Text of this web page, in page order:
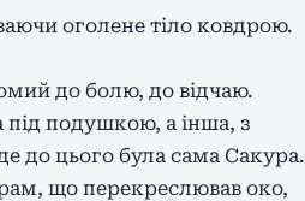
оголене тіло ковдрою.
до болю, до відчаю.
під подушкою, а інша, з
до цього була сама Сакура.
що перекреслював око,